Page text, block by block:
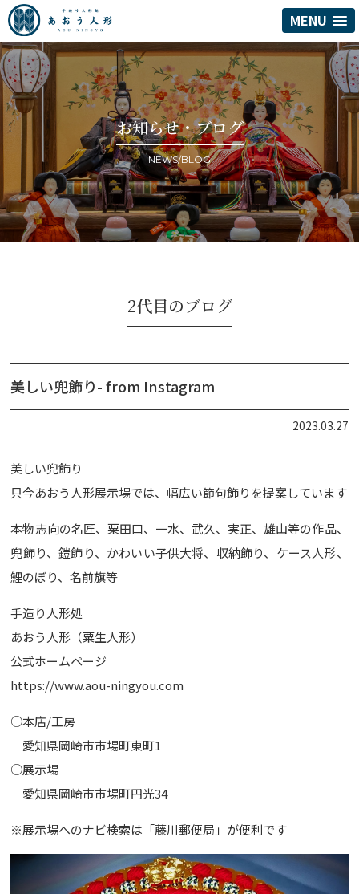
MENU
お知らせ・ブログ
NEWS/BLOG
2代目のブログ
美しい兜飾り- from Instagram
2023.03.27
美しい兜飾り
只今あおう人形展示場では、幅広い節句飾りを提案しています
本物志向の名匠、粟田口、一水、武久、実正、雄山等の作品、
兜飾り、鎧飾り、かわいい子供大将、収納飾り、ケース人形、
鯉のぼり、名前旗等
手造り人形処
あおう人形（粟生人形）
公式ホームページ
https://www.aou-ningyou.com
○本店/工房
愛知県岡崎市市場町東町1
○展示場
愛知県岡崎市市場町円光34
※展示場へのナビ検索は「藤川郵便局」が便利です